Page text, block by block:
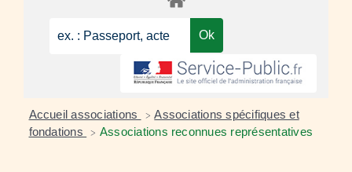
Accueil associations > Associations spécifiques et
fondations
> Associations reconnues représentatives